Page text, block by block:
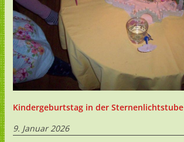
Kindergeburtstag in der Sternenlichtstube
9. Januar 2026